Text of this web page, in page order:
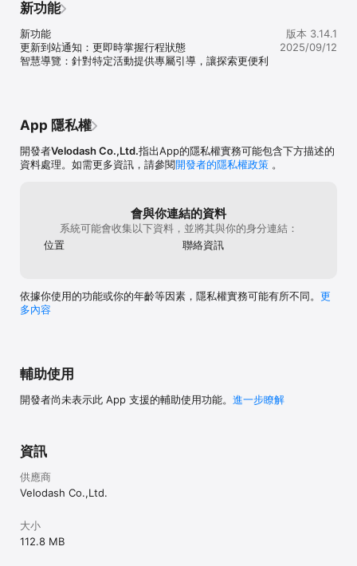
度！
騎乘記錄
完整紀錄路線軌跡，提供你詳盡的路段坡度圖表分析，還可以客製化
騎乘版面！
置。
▼ 歡迎追蹤更多 Velodash 飛騎 的相關資訊
在 Facebook 上追蹤 Velodash 飛騎 的最新消息：
如果您在使用中遇到其他問題，請聯繫我們：service@velodash.co
更多的內容和功能，等你來體驗～！
新功能
新功能
更新到站通知：更即時掌握行程狀態
智慧導覽：針對特定活動提供專屬引導，讓探索更便利
版本 3.14.1
2025/09/12
App 隱私權
開發者Velodash Co.,Ltd.指出App的隱私權實務可能包含下方描述的
資料處理。如需更多資訊，請參閱開發者的隱私權政策 。
會與你連結的資料
系統可能會收集以下資料，並將其與你的身分連結：
位置
聯絡資訊
依據你使用的功能或你的年齡等因素，隱私權實務可能有所不同。 更
多內容
輔助使用
開發者尚未表示此 App 支援的輔助使用功能。 進一步瞭解
資訊
供應商
Velodash Co.,Ltd.
大小
112.8 MB